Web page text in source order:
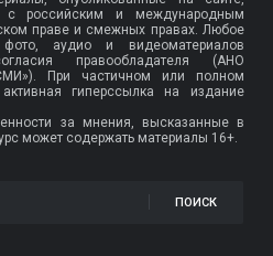
с российским и международным
праве и смежных правах. Любое
фото, аудио и видеоматериалов
правообладателя (АНО
При частичном или полном
гиперссылка на издание
за мнения, высказанные в
может содержать материалы 16+.
ПОИСК